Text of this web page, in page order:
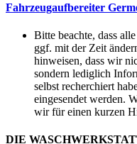
Fahrzeugaufbereiter
Bitte beachte, dass
ggf. mit der Zeit
hinweisen, dass wir
sondern lediglich
selbst recherchiert
eingesendet werden.
wir für einen kurzen
DIE